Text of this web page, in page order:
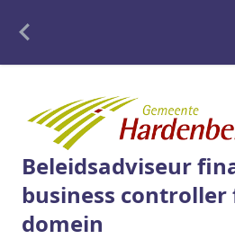
Alle opdrachten
Freelance
Detachering
Beleidsadviseur
business controller
domein